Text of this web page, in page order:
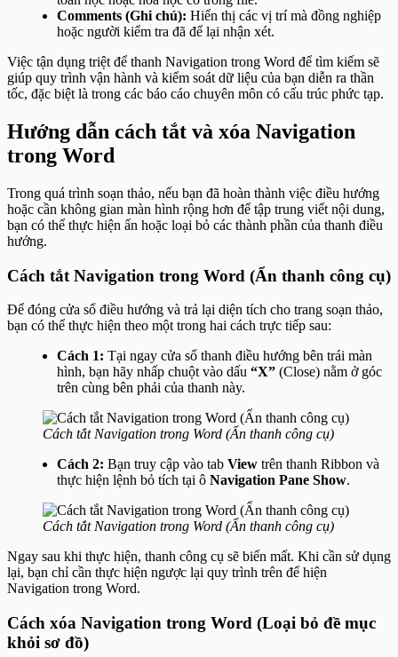
Comments (Ghi chú): Hiển thị các vị trí mà đồng nghiệp
hoặc người kiểm tra đã để lại nhận xét.
Việc tận dụng triệt để thanh Navigation trong Word để tìm kiếm sẽ
giúp quy trình vận hành và kiểm soát dữ liệu của bạn diễn ra thần
tốc, đặc biệt là trong các báo cáo chuyên môn có cấu trúc phức tạp.
Hướng dẫn cách tắt và xóa Navigation
trong Word
Trong quá trình soạn thảo, nếu bạn đã hoàn thành việc điều hướng
hoặc cần không gian màn hình rộng hơn để tập trung viết nội dung,
bạn có thể thực hiện ẩn hoặc loại bỏ các thành phần của thanh điều
hướng.
Cách tắt Navigation trong Word (Ẩn thanh công cụ)
Để đóng cửa sổ điều hướng và trả lại diện tích cho trang soạn thảo,
bạn có thể thực hiện theo một trong hai cách trực tiếp sau:
Cách 1: Tại ngay cửa sổ thanh điều hướng bên trái màn
hình, bạn hãy nhấp chuột vào dấu “X” (Close) nằm ở góc
trên cùng bên phải của thanh này.
Cách tắt Navigation trong Word (Ẩn thanh công cụ)
Cách 2: Bạn truy cập vào tab View trên thanh Ribbon và
thực hiện lệnh bỏ tích tại ô Navigation Pane Show.
Cách tắt Navigation trong Word (Ẩn thanh công cụ)
Ngay sau khi thực hiện, thanh công cụ sẽ biến mất. Khi cần sử dụng
lại, bạn chỉ cần thực hiện ngược lại quy trình trên để hiện
Navigation trong Word.
Cách xóa Navigation trong Word (Loại bỏ đề mục
khỏi sơ đồ)